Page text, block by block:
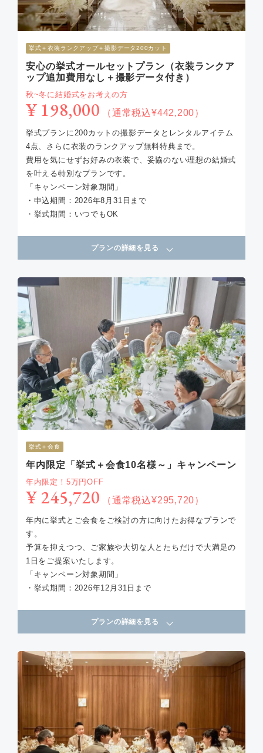
挙式︎＋衣装ランクアップ＋撮影データ200カット
安心の挙式オールセットプラン（衣装ランクア
ップ追加費用なし＋撮影データ付き）
秋~冬に結婚式をお考えの方
¥ 198,000 （通常税込¥442,200）
挙式プランに200カットの撮影データとレンタルアイテム
4点、さらに衣装のランクアップ無料特典まで。
費用を気にせずお好みの衣装で、妥協のない理想の結婚式
を叶える特別なプランです。
「キャンペーン対象期間」
・申込期間：2026年8月31日まで
・挙式期間：いつでもOK
プランの詳細を見る
挙式＋会食
年内限定「挙式＋会食10名様～」キャンペーン
年内限定！5万円OFF
¥ 245,720 （通常税込¥295,720）
年内に挙式とご会食をご検討の方に向けたお得なプランで
す。
予算を抑えつつ、ご家族や大切な人とたちだけで大満足の
1日をご提案いたします。
「キャンペーン対象期間」
・挙式期間：2026年12月31日まで
プランの詳細を見る